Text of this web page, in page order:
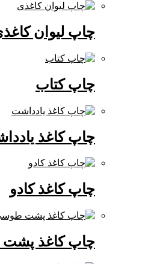
چاپ لیوان
چاپ کتاب
چاپ کاغذ
چاپ کاغذ کادو
چاپ کاغذ